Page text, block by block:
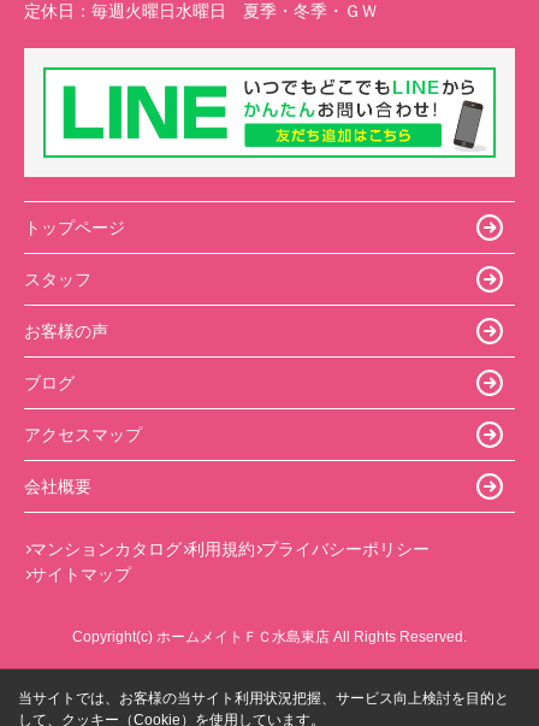
定休日： 毎週火曜日水曜日 夏季・冬季・ＧＷ
トップページ
スタッフ
お客様の声
ブログ
アクセスマップ
会社概要
マンションカタログ 利用規約 プライバシーポリシー
サイトマップ
Copyright(c) ホームメイトＦＣ水島東店 All Rights Reserved.
当サイトでは、お客様の当サイト利用状況把握、サービス向上検討を目的と
して、クッキー（Cookie）を使用しています。